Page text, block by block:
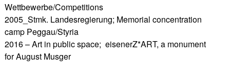
Wettbewerbe/Competitions
2005_Stmk. Landesregierung; Memorial concentration
camp Peggau/Styria
2016 – Art in public space; eisenerZ*ART, a monument
for August Musger